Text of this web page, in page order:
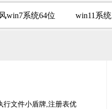
win7系统64位 win11系统
行文件小盾牌,注册表优